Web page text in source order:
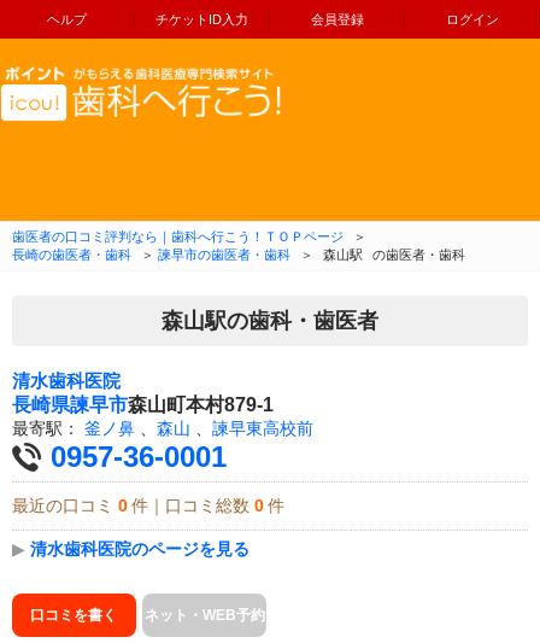
ヘルプ チケットID入力 会員登録 ログイン
コンテンツへ移動
歯医者の口コミ評判なら｜歯科へ行こう！ＴＯＰページ
＞
長崎の歯医者・歯科
＞ 諫早市の歯医者・歯科 ＞ 森山駅 の歯医者・歯科
森山駅の歯科・歯医者
清水歯科医院
長崎県諫早市森山町本村879-1
最寄駅： 釜ノ鼻 森山 諫早東高校前
0957-36-0001
最近の口コミ 0 件｜口コミ総数 0 件
▶ 清水歯科医院のページを見る
口コミを書く ネット・WEB予約